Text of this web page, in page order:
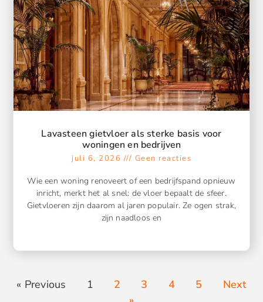
Lavasteen gietvloer als sterke basis voor
woningen en bedrijven
juli 6, 2026 Geen reacties
Wie een woning renoveert of een bedrijfspand opnieuw
inricht, merkt het al snel: de vloer bepaalt de sfeer.
Gietvloeren zijn daarom al jaren populair. Ze ogen strak,
zijn naadloos en
« Previous 1 2 3 4 5
Next